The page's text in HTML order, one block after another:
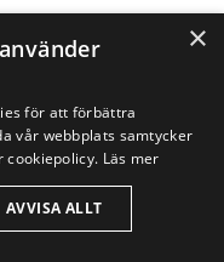
×
för att förbättra
vår webbplats samtycker
cookiepolicy. Läs mer
AVVISA ALLT